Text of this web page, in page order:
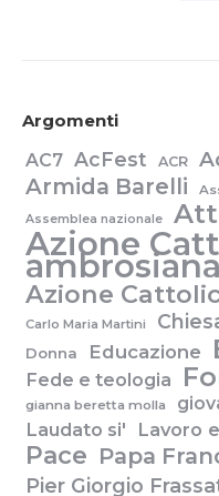
Argomenti
AC7 AcFest ACR
Armida Barelli
Assemblea nazionale
Azione
ambrosiana
Azione
Carlo Maria Martini
Donna Educazione
Fede e teologia
gianna beretta molla
Laudato si' Lavoro
Pace Papa
Pier Giorgio